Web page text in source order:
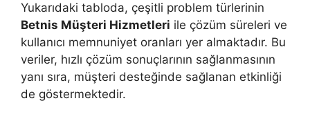
Yukarıdaki tabloda, çeşitli problem türlerinin
Betnis Müşteri Hizmetleri ile çözüm süreleri ve
kullanıcı memnuniyet oranları yer almaktadır. Bu
veriler, hızlı çözüm sonuçlarının sağlanmasının
yanı sıra, müşteri desteğinde sağlanan etkinliği
de göstermektedir.